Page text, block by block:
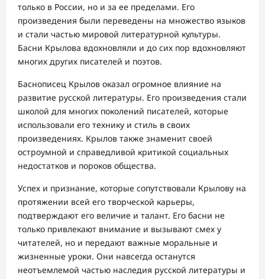
только в России, но и за ее пределами. Его
произведения были переведены на множество языков
и стали частью мировой литературной культуры.
Басни Крылова вдохновляли и до сих пор вдохновляют
многих других писателей и поэтов.
Баснописец Крылов оказал огромное влияние на
развитие русской литературы. Его произведения стали
школой для многих поколений писателей, которые
использовали его технику и стиль в своих
произведениях. Крылов также знаменит своей
остроумной и справедливой критикой социальных
недостатков и пороков общества.
Успех и признание, которые сопутствовали Крылову на
протяжении всей его творческой карьеры,
подтверждают его величие и талант. Его басни не
только привлекают внимание и вызывают смех у
читателей, но и передают важные моральные и
жизненные уроки. Они навсегда останутся
неотъемлемой частью наследия русской литературы и